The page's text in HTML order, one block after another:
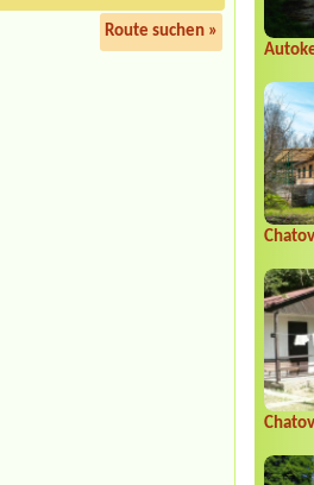
Route suchen »